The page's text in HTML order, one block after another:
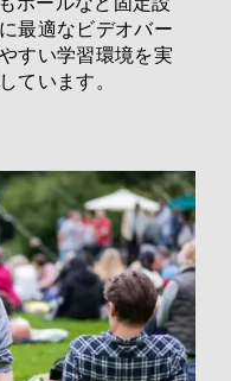
最適なビデオバー
すい学習環境を実
ています。